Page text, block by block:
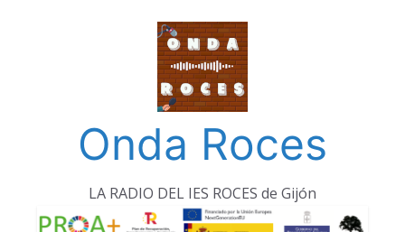
Onda Roces
LA RADIO DEL IES ROCES de Gijón